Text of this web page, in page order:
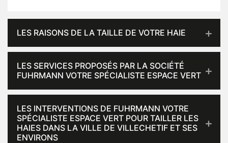
LES RAISONS DE LA TAILLE DE VOTRE HAIE
LES SERVICES PROPOSÉS PAR LA SOCIÉTÉ
FUHRMANN VOTRE SPÉCIALISTE ESPACE VERT
LES INTERVENTIONS DE FUHRMANN VOTRE
SPÉCIALISTE ESPACE VERT POUR TAILLER LES
HAIES DANS LA VILLE DE VILLECHETIF ET SES
ENVIRONS